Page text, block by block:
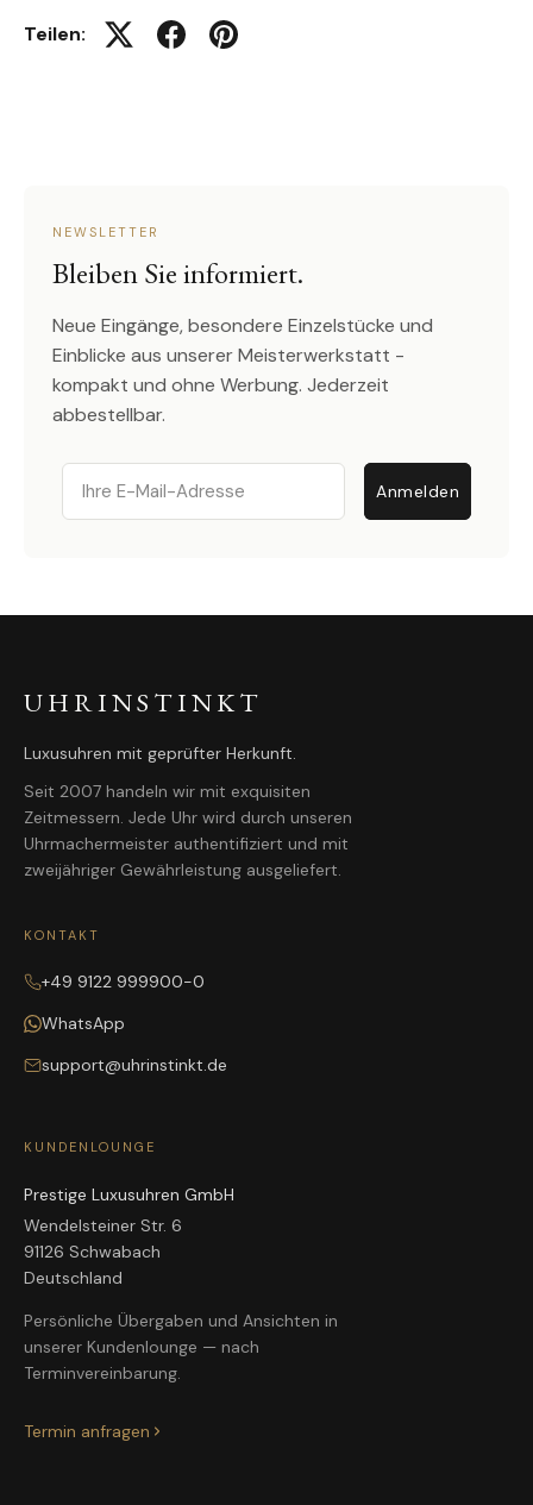
Teilen: Auf Twitter twittern
Auf Facebook teilen
Auf Pinterest pinnen
NEWSLETTER
Bleiben Sie informiert.
Neue Eingänge, besondere Einzelstücke und
Einblicke aus unserer Meisterwerkstatt -
kompakt und ohne Werbung. Jederzeit
abbestellbar.
Email
Anmelden
UHRINSTINKT
Luxusuhren mit geprüfter Herkunft.
Seit 2007 handeln wir mit exquisiten
Zeitmessern. Jede Uhr wird durch unseren
Uhrmachermeister authentifiziert und mit
zweijähriger Gewährleistung ausgeliefert.
KONTAKT
+49 9122 999900-0
WhatsApp
support@uhrinstinkt.de
KUNDENLOUNGE
Prestige Luxusuhren GmbH
Wendelsteiner Str. 6
91126 Schwabach
Deutschland
Persönliche Übergaben und Ansichten in
unserer Kundenlounge — nach
Terminvereinbarung.
Termin anfragen